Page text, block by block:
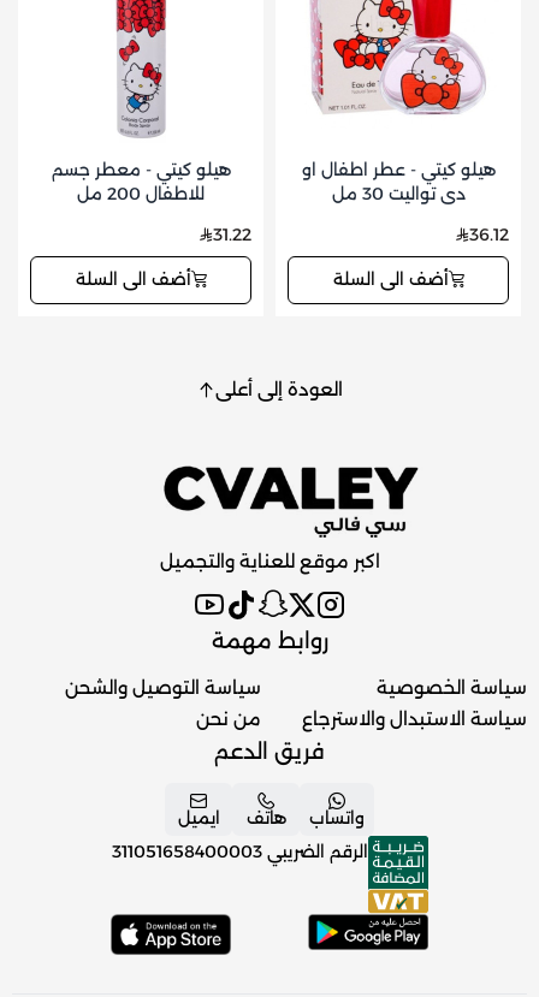
هيلو كيتي - عطر اطفال او
دي تواليت 30 مل
36.12
أضف الى السلة
هيلو كيتي - معطر جسم
للاطفال 200 مل
31.22
أضف الى السلة
العودة إلى أعلى
اكبر موقع للعناية والتجميل
روابط مهمة
سياسة الخصوصية
سياسة الاستبدال والاسترجاع
سياسة التوصيل والشحن
من نحن
فريق الدعم
واتساب هاتف
ايميل
الرقم الضريبي 311051658400003